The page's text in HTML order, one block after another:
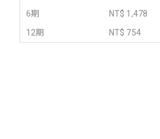
6期
NT$ 1,478
12期
NT$ 754